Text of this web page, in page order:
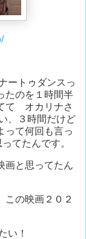
ートゥダンスっ
たのを１時間半
て オカリナさ
、３時間だけど
って何回も言っ
てたんです。
と思ってたん
の映画２０２
い！